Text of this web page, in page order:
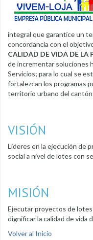
integral que garantice un
concordancia con el
CALIDAD DE VIDA DE LA
de incrementar soluciones
Servicios; para lo cual se
fortalezcan los programas
territorio urbano del cantón
VISIÓN
Líderes en la ejecución de
social a nivel de lotes con
MISIÓN
Ejecutar proyectos de
dignificar la calidad de vida
Volver al Inicio